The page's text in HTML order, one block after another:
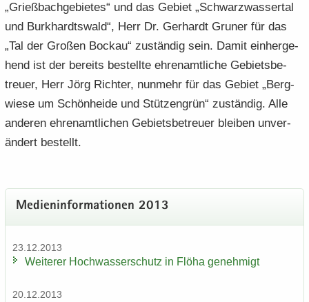
„Grieß­bach­ge­bie­tes“ und das Ge­biet „Schwarz­was­ser­tal
und Burk­hardts­wald“, Herr Dr. Ger­hardt Gru­ner für das
„Tal der Gro­ßen Bo­ckau“ zu­stän­dig sein. Damit ein­her­ge­
hend ist der be­reits be­stell­te eh­ren­amt­li­che Ge­biets­be­
treu­er, Herr Jörg Rich­ter, nun­mehr für das Ge­biet „Berg­
wie­se um Schön­hei­de und Stüt­zen­grün“ zu­stän­dig. Alle
an­de­ren eh­ren­amt­li­chen Ge­biets­be­treu­er blei­ben un­ver­
än­dert be­stellt.
Me­di­en­in­for­ma­tio­nen 2013
23.12.2013
Wei­te­rer Hoch­was­ser­schutz in Flöha ge­neh­migt
20.12.2013